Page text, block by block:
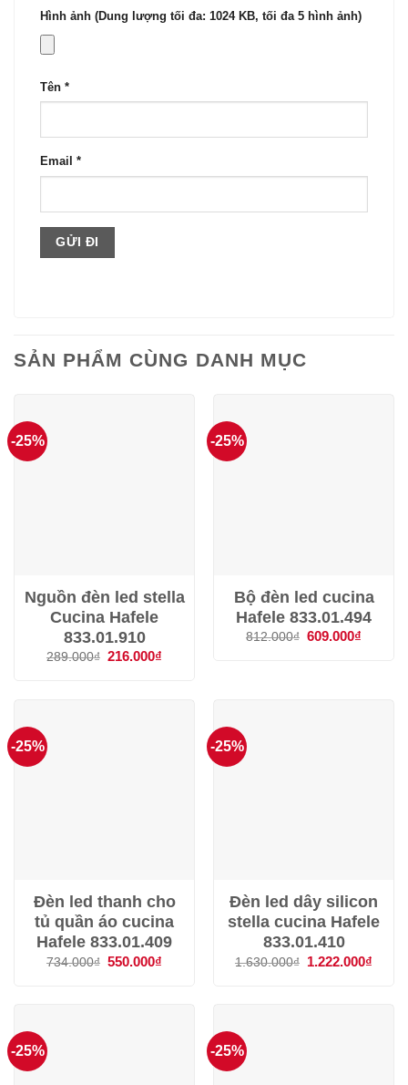
Hình ảnh (Dung lượng tối đa: 1024 KB, tối đa 5 hình ảnh)
Tên *
Email *
SẢN PHẨM CÙNG DANH MỤC
-25%
Nguồn đèn led stella
Cucina Hafele
833.01.910
289.000₫ Giá
216.000₫
216.000₫.
-25%
Bộ đèn led cucina
Hafele 833.01.494
812.000₫ Giá
609.000₫
-25%
Đèn led thanh cho
tủ quần áo cucina
Hafele 833.01.409
734.000₫ Giá
550.000₫
550.000₫.
-25%
Đèn led dây silicon
stella cucina Hafele
833.01.410
1.630.000₫
Giá
1.222.000₫
-25% -25%